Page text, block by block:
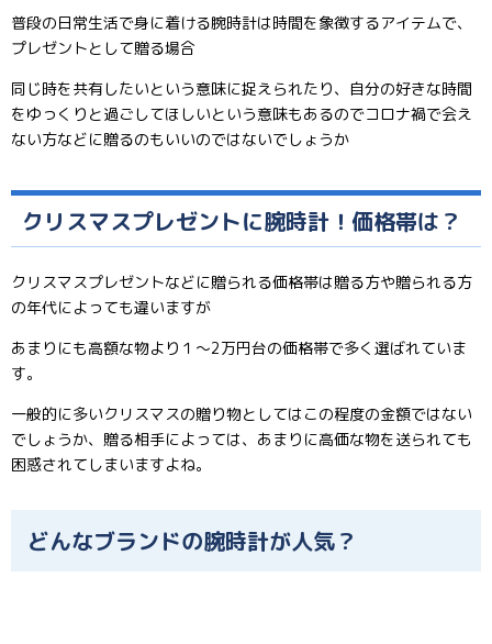
普段の日常生活で身に着ける腕時計は時間を象徴するアイテムで、
プレゼントとして贈る場合
同じ時を共有したいという意味に捉えられたり、自分の好きな時間
をゆっくりと過ごしてほしいという意味もあるのでコロナ禍で会え
ない方などに贈るのもいいのではないでしょうか
クリスマスプレゼントに腕時計！価格帯は？
クリスマスプレゼントなどに贈られる価格帯は贈る方や贈られる方
の年代によっても違いますが
あまりにも高額な物より１～2万円台の価格帯で多く選ばれていま
す。
一般的に多いクリスマスの贈り物としてはこの程度の金額ではない
でしょうか、贈る相手によっては、あまりに高価な物を送られても
困惑されてしまいますよね。
どんなブランドの腕時計が人気？